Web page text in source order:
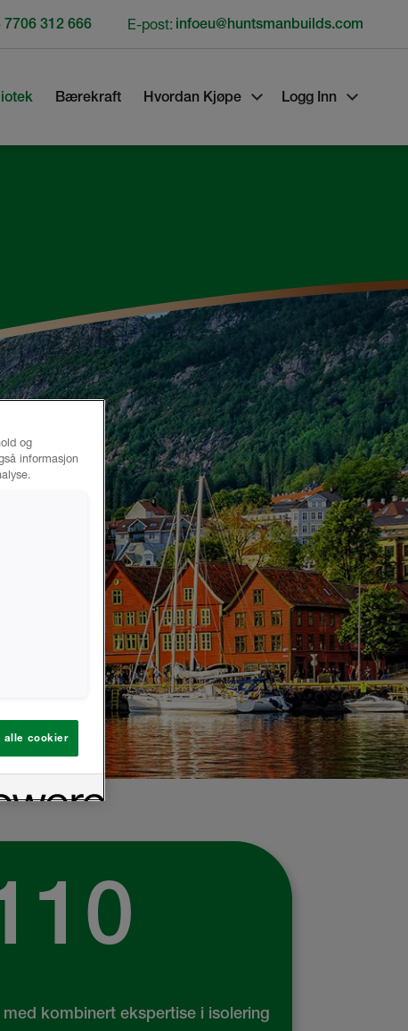
Bærekraft Hvordan Kjøpe Logg Inn
med kombinert ekspertise i isolering
7706 312 666 E-post: infoeu@huntsmanbuilds.com
og
informasjon
alle cookier